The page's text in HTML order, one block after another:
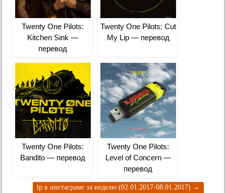
Twenty One Pilots:
Kitchen Sink —
перевод
Twenty One Pilots: Cut
My Lip — перевод
Twenty One Pilots:
Bandito — перевод
Twenty One Pilots:
Level of Concern —
перевод
lp в инстаграме за неделю (02.01.2017-08.01.2017) →